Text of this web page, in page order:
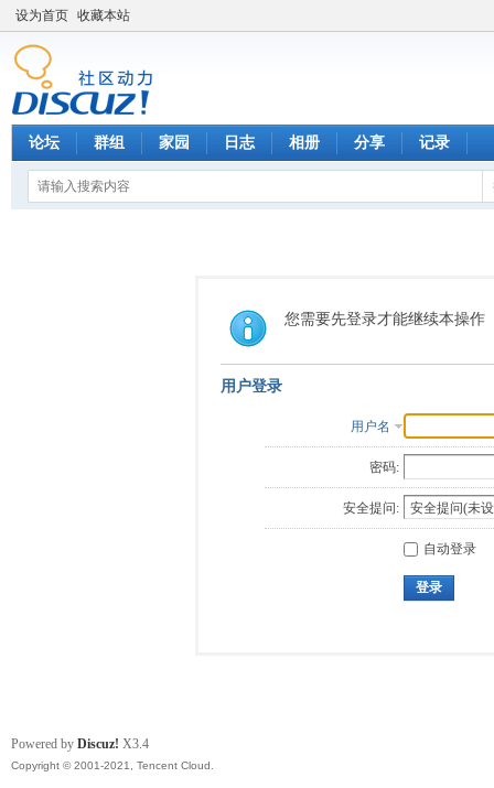
设为首页 收藏本站
论坛 群组 家园 日志 相册 分享 记录
您需要先登录才能继续本操作
用户登录
用户名
密码:
安全提问:
自动登录
登录
Powered by Discuz! X3.4
Copyright © 2001-2021, Tencent Cloud.